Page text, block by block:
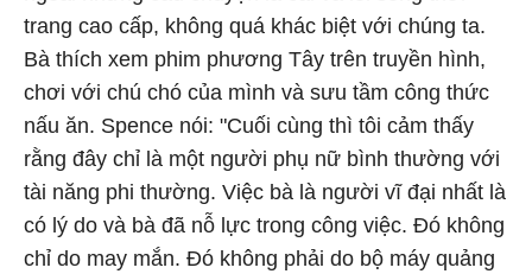
trang cao cấp, không quá khác biệt với chúng ta.
Bà thích xem phim phương Tây trên truyền hình,
chơi với chú chó của mình và sưu tầm công thức
nấu ăn. Spence nói: "Cuối cùng thì tôi cảm thấy
rằng đây chỉ là một người phụ nữ bình thường với
tài năng phi thường. Việc bà là người vĩ đại nhất là
có lý do và bà đã nỗ lực trong công việc. Đó không
chỉ do may mắn. Đó không phải do bộ máy quảng